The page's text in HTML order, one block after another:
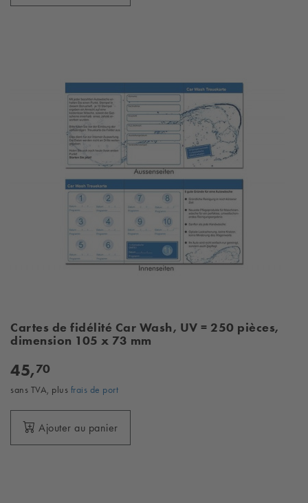
Cartes de fidélité Car Wash, UV = 250 pièces,
dimension 105 x 73 mm
45,70
sans TVA, plus frais de port
Ajouter au panier